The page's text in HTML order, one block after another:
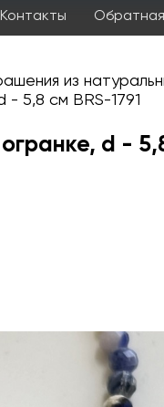
Контакты Обратная
из
- 5,8 см BRS-1791
d -